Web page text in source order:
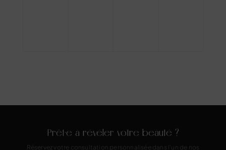
Prêt·e à révéler votre beauté ?
Réservez votre consultation personnalisée dans l’un de nos